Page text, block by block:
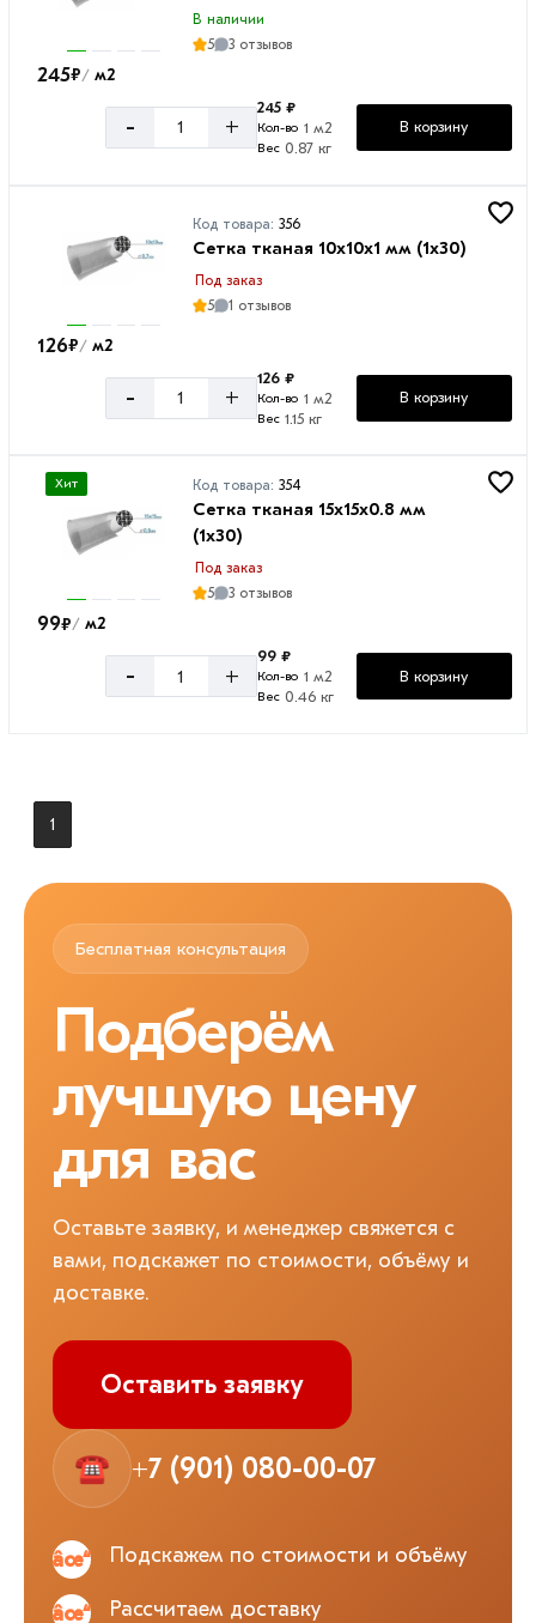
Высота
В наличии
5
3 отзывов
245₽/ м2
- +
245 ₽
Кол-во 1 м2
Вес 0.87 кг
В корзину
Код товара: 356
Сетка тканая 10х10х1 мм (1х30)
Под заказ
5
1 отзывов
126₽/ м2
- +
126 ₽
Кол-во 1 м2
Вес 1.15 кг
В корзину
Хит Код товара: 354
Сетка тканая 15х15х0.8 мм
(1х30)
Под заказ
5
3 отзывов
99₽/ м2
- +
99 ₽
Кол-во 1 м2
Вес 0.46 кг
В корзину
1
Бесплатная консультация
Подберём
лучшую цену
для вас
Оставьте заявку, и менеджер свяжется с
вами, подскажет по стоимости, объёму и
доставке.
Оставить заявку
☎ +7 (901) 080-00-07
Подскажем по стоимости и объёму
Рассчитаем доставку